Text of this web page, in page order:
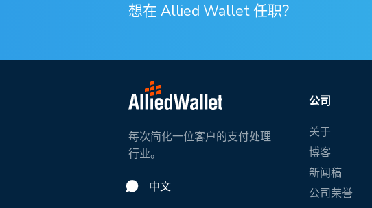
想在 Allied Wallet 任职？
每次简化一位客户的支付处理
行业。
中文
公司
关于
博客
新闻稿
公司荣誉